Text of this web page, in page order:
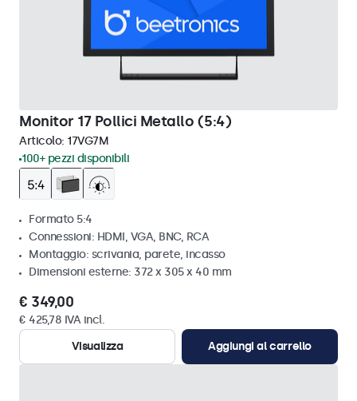
Monitor 17 Pollici Metallo (5:4)
Articolo: 17VG7M
100+ pezzi disponibili
Formato 5:4
Connessioni: HDMI, VGA, BNC, RCA
Montaggio: scrivania, parete, incasso
Dimensioni esterne: 372 x 305 x 40 mm
€ 349,00
€ 425,78 IVA incl.
Visualizza
Aggiungi al carrello